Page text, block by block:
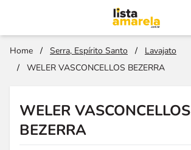
Home / Serra, Espírito Santo /
Lavajato
/
WELER VASCONCELLOS BEZERRA
WELER VASCONCELLOS
BEZERRA